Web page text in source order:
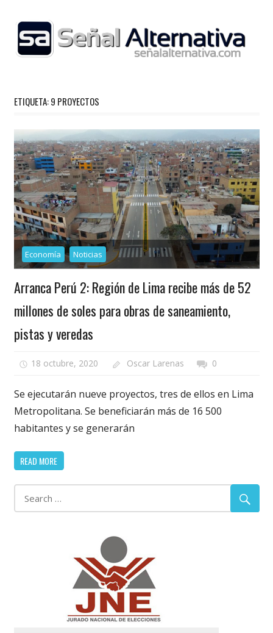
content
ETIQUETA:9 PROYECTOS
Economía Noticias
Arranca Perú 2: Región de Lima recibe más de 52
millones de soles para obras de saneamiento,
pistas y veredas
18 octubre, 2020 Oscar Larenas 0
Se ejecutarán nueve proyectos, tres de ellos en Lima
Metropolitana. Se beneficiarán más de 16 500
habitantes y se generarán
READ MORE